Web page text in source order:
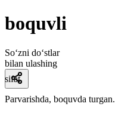
boquvli
So‘zni do‘stlar
bilan ulashing
sifat
Parvarishda, boquvda turgan.